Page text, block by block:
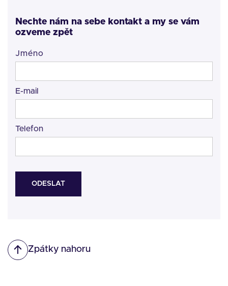
Nechte nám na sebe kontakt a my se vám
ozveme zpět
Jméno
E-mail
Telefon
Zpátky nahoru